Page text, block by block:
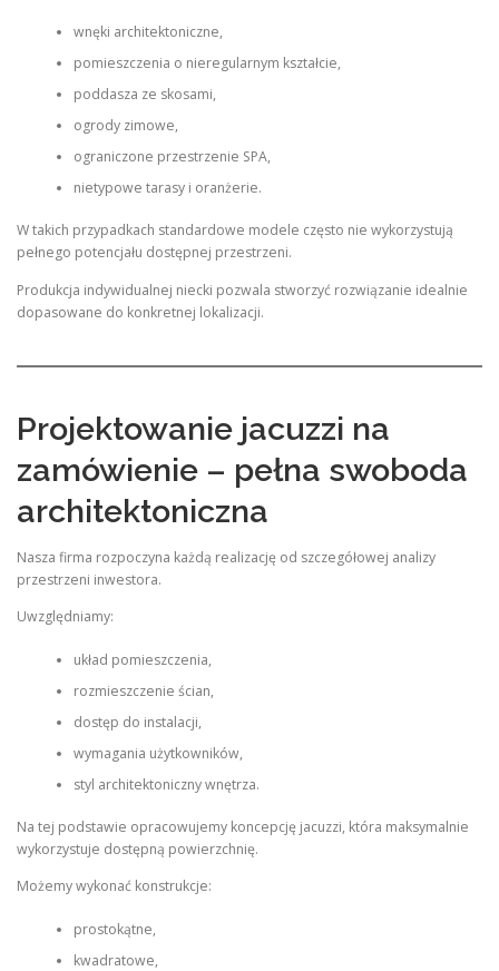
wnęki architektoniczne,
pomieszczenia o nieregularnym kształcie,
poddasza ze skosami,
ogrody zimowe,
ograniczone przestrzenie SPA,
nietypowe tarasy i oranżerie.
W takich przypadkach standardowe modele często nie wykorzystują
pełnego potencjału dostępnej przestrzeni.
Produkcja indywidualnej niecki pozwala stworzyć rozwiązanie idealnie
dopasowane do konkretnej lokalizacji.
Projektowanie jacuzzi na
zamówienie – pełna swoboda
architektoniczna
Nasza firma rozpoczyna każdą realizację od szczegółowej analizy
przestrzeni inwestora.
Uwzględniamy:
układ pomieszczenia,
rozmieszczenie ścian,
dostęp do instalacji,
wymagania użytkowników,
styl architektoniczny wnętrza.
Na tej podstawie opracowujemy koncepcję jacuzzi, która maksymalnie
wykorzystuje dostępną powierzchnię.
Możemy wykonać konstrukcje:
prostokątne,
kwadratowe,